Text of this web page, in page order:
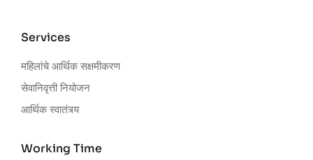
Services
महिलांचे आर्थिक सक्षमीकरण
सेवानिवृत्ती नियोजन
आर्थिक स्वातंत्र्य
Working Time